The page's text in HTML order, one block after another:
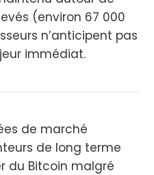
(environ 67 000
n’anticipent pas
immédiat.
de marché
de long terme
du Bitcoin malgré